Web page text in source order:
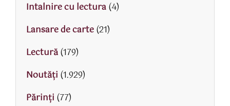
Intalnire cu lectura(4)
Lansare de carte(21)
Lectură(179)
Noutăți (1.929)
Părinţi (77)